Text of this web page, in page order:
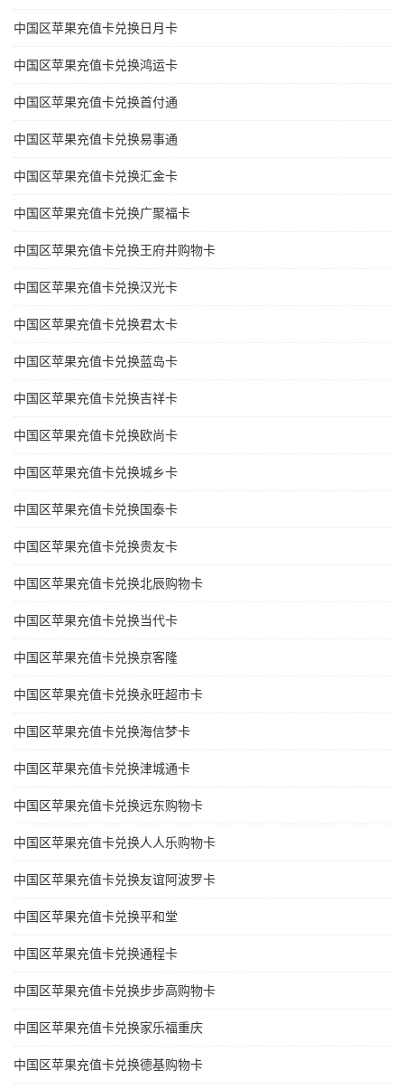
中国区苹果充值卡兑换日月卡
中国区苹果充值卡兑换鸿运卡
中国区苹果充值卡兑换首付通
中国区苹果充值卡兑换易事通
中国区苹果充值卡兑换汇金卡
中国区苹果充值卡兑换广聚福卡
中国区苹果充值卡兑换王府井购物卡
中国区苹果充值卡兑换汉光卡
中国区苹果充值卡兑换君太卡
中国区苹果充值卡兑换蓝岛卡
中国区苹果充值卡兑换吉祥卡
中国区苹果充值卡兑换欧尚卡
中国区苹果充值卡兑换城乡卡
中国区苹果充值卡兑换国泰卡
中国区苹果充值卡兑换贵友卡
中国区苹果充值卡兑换北辰购物卡
中国区苹果充值卡兑换当代卡
中国区苹果充值卡兑换京客隆
中国区苹果充值卡兑换永旺超市卡
中国区苹果充值卡兑换海信梦卡
中国区苹果充值卡兑换津城通卡
中国区苹果充值卡兑换远东购物卡
中国区苹果充值卡兑换人人乐购物卡
中国区苹果充值卡兑换友谊阿波罗卡
中国区苹果充值卡兑换平和堂
中国区苹果充值卡兑换通程卡
中国区苹果充值卡兑换步步高购物卡
中国区苹果充值卡兑换家乐福重庆
中国区苹果充值卡兑换德基购物卡